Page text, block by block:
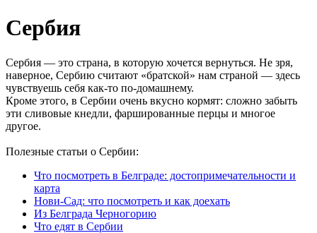
Сербия
Сербия — это страна, в которую хочется вернуться. Не зря,
наверное, Сербию считают «братской» нам страной — здесь
чувствуешь себя как-то по-домашнему.
Кроме этого, в Сербии очень вкусно кормят: сложно забыть
эти сливовые кнедли, фаршированные перцы и многое
другое.
Полезные статьи о Сербии:
Что посмотреть в Белграде: достопримечательности и
карта
Нови-Сад: что посмотреть и как доехать
Из Белграда Черногорию
Что едят в Сербии